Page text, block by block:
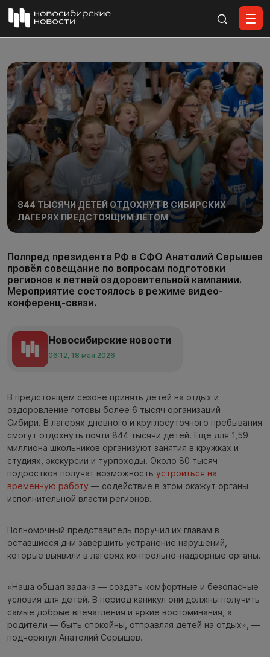
844 ТЫСЯЧИ ДЕТЕЙ ОТДОХНУТ В СИБИРСКИХ
ЛАГЕРЯХ ПРЕДСТОЯЩИМ ЛЕТОМ
Полпред президента РФ в СФО Анатолий Серышев
провёл совещание по вопросам подготовки
регионов к летней оздоровительной кампании.
Мероприятие состоялось в режиме видео-
конференц-связи.
Новосибирские новости
06:12, 18 мая 2026
В предстоящем сезоне принять детей на отдых и
оздоровление готовы более 6 тысяч организаций
Сибири. В лагерях дневного и круглосуточного пребывания
смогут отдохнуть почти 844 тысячи детей. Ещё для 1,59
миллиона школьников организуют занятия в кружках и
студиях, экскурсии и турпоходы. Около 80 тысяч
подростков получат возможность устроиться на
временную работу — содействие в этом окажут органы
исполнительной власти регионов.
Полномочный представитель поручил их главам в
оставшиеся дни завершить устранение нарушений,
которые выявили в лагерях контрольно-надзорные органы.
«Наша общая задача — создать комфортные и безопасные
условия для детей. В период каникул они должны получить
самые добрые впечатления и яркие воспоминания, а
родители — быть спокойны, отправляя детей на отдых», —
подчеркнул Анатолий Серышев.